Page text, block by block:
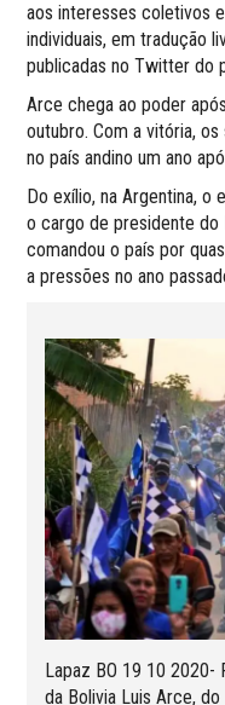
aos interesses coletivos
individuais, em tradução
publicadas no Twitter do
Arce chega ao poder
outubro. Com a vitória,
no país andino um ano
Do exílio, na Argentina,
o cargo de presidente do
comandou o país por
a pressões no ano
Lapaz BO 19 10
da Bolivia Luis Arce,